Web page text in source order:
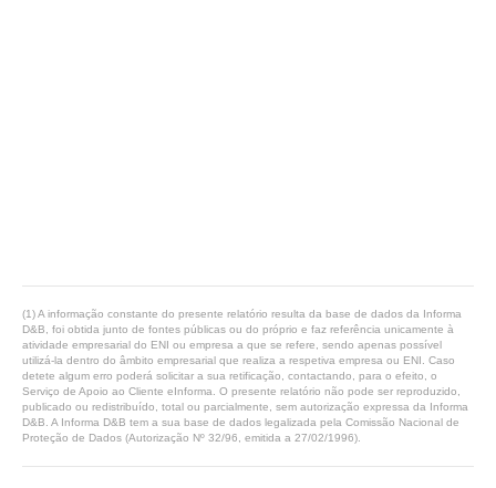
(1) A informação constante do presente relatório resulta da base de dados da Informa
D&B, foi obtida junto de fontes públicas ou do próprio e faz referência unicamente à
atividade empresarial do ENI ou empresa a que se refere, sendo apenas possível
utilizá-la dentro do âmbito empresarial que realiza a respetiva empresa ou ENI. Caso
detete algum erro poderá solicitar a sua retificação, contactando, para o efeito, o
Serviço de Apoio ao Cliente eInforma. O presente relatório não pode ser reproduzido,
publicado ou redistribuído, total ou parcialmente, sem autorização expressa da Informa
D&B. A Informa D&B tem a sua base de dados legalizada pela Comissão Nacional de
Proteção de Dados (Autorização Nº 32/96, emitida a 27/02/1996).